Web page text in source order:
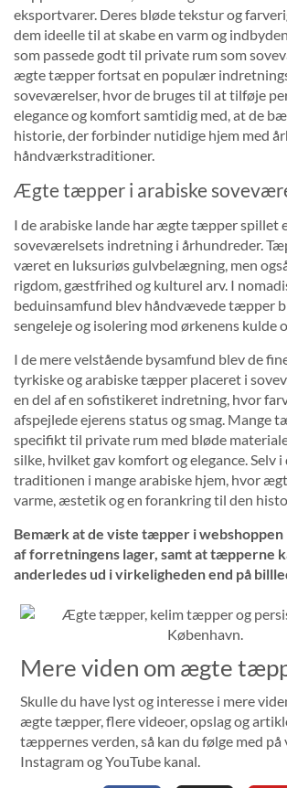
eksportvarer. Deres bløde tekstur og
dem ideelle til at skabe en varm og
som passede godt til private rum som
ægte tæpper fortsat en populær
soveværelser, hvor de bruges til at tilføje
elegance og komfort samtidig med, at de
historie, der forbinder nutidige hjem med
håndværkstraditioner.
Ægte tæpper i arabiske
I de arabiske lande har ægte tæpper spillet
soveværelsets indretning i århundreder.
været en luksuriøs gulvbelægning, men
rigdom, gæstfrihed og kulturel arv. I
beduinsamfund blev håndvævede tæpper
sengeleje og isolering mod ørkenens kulde
I de mere velstående bysamfund blev de
tyrkiske og arabiske tæpper placeret i
en del af en sofistikeret indretning, hvor
afspejlede ejerens status og smag. Mange
specifikt til private rum med bløde
silke, hvilket gav komfort og elegance.
traditionen i mange arabiske hjem, hvor
varme, æstetik og en forankring til den
Bemærk at de viste tæpper i webshoppen
af forretningens lager, samt at tæpperne
anderledes ud i virkeligheden end på
Mere viden om ægte
Skulle du have lyst og interesse i mere
ægte tæpper, flere videoer, opslag og
tæppernes verden, så kan du følge med på
Instagram og YouTube kanal.